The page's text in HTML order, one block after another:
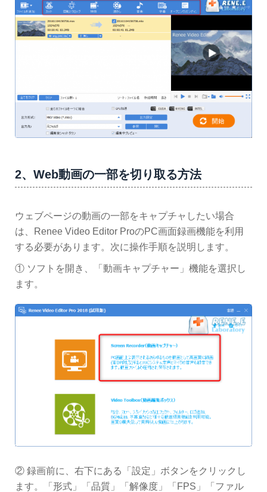
2、Web動画の一部を切り取る方法
ウェブページの動画の一部をキャプチャしたい場合
は、Renee Video Editor ProのPC画面録画機能を利用
する必要があります。次に操作手順を説明します。
① ソフトを開き、「動画キャプチャー」機能を選択し
ます。
② 録画前に、右下にある「設定」ボタンをクリックし
ます。「形式」「品質」「解像度」「FPS」「ファル